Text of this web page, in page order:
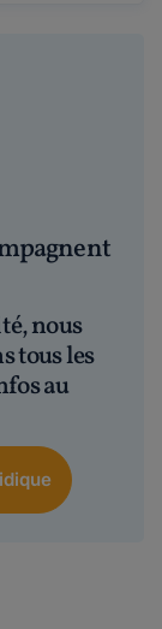
nous
tous les
au